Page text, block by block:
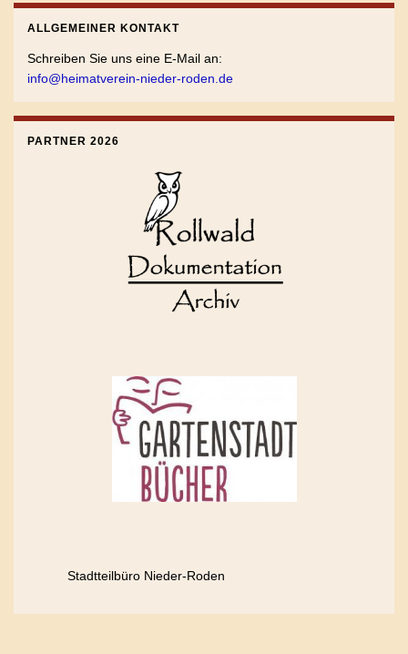
ALLGEMEINER KONTAKT
Schreiben Sie uns eine E-Mail an:
info@heimatverein-nieder-roden.de
PARTNER 2026
Stadtteilbüro Nieder-Roden